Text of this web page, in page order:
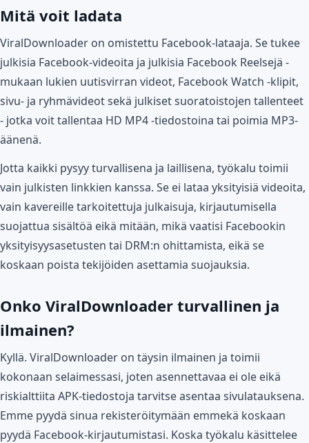
Mitä voit ladata
ViralDownloader on omistettu Facebook-lataaja. Se tukee
julkisia Facebook-videoita ja julkisia Facebook Reelsejä -
mukaan lukien uutisvirran videot, Facebook Watch -klipit,
sivu- ja ryhmävideot sekä julkiset suoratoistojen tallenteet
- jotka voit tallentaa HD MP4 -tiedostoina tai poimia MP3-
äänenä.
Jotta kaikki pysyy turvallisena ja laillisena, työkalu toimii
vain julkisten linkkien kanssa. Se ei lataa yksityisiä videoita,
vain kavereille tarkoitettuja julkaisuja, kirjautumisella
suojattua sisältöä eikä mitään, mikä vaatisi Facebookin
yksityisyysasetusten tai DRM:n ohittamista, eikä se
koskaan poista tekijöiden asettamia suojauksia.
Onko ViralDownloader turvallinen ja
ilmainen?
Kyllä. ViralDownloader on täysin ilmainen ja toimii
kokonaan selaimessasi, joten asennettavaa ei ole eikä
riskialttiita APK-tiedostoja tarvitse asentaa sivulatauksena.
Emme pyydä sinua rekisteröitymään emmekä koskaan
pyydä Facebook-kirjautumistasi. Koska työkalu käsittelee